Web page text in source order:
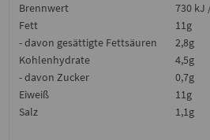
Brennwert
730 kJ
Fett
11g
- davon gesättigte Fettsäuren
2,8g
Kohlenhydrate
4,5g
- davon Zucker
0,7g
Eiweiß
11g
Salz
1,1g